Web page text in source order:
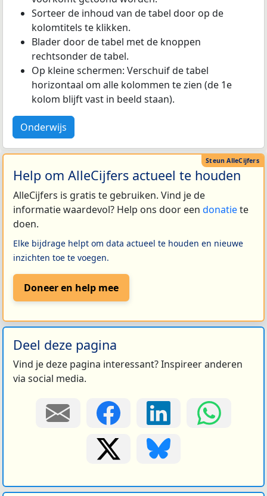
Sorteer de inhoud van de tabel door op de
kolomtitels te klikken.
Blader door de tabel met de knoppen
rechtsonder de tabel.
Op kleine schermen: Verschuif de tabel
horizontaal om alle kolommen te zien (de 1e
kolom blijft vast in beeld staan).
Onderwijs
Help om AlleCijfers actueel te houden
AlleCijfers is gratis te gebruiken. Vind je de
informatie waardevol? Help ons door een donatiete
doen.
Elke bijdrage helpt om data actueel te houden en nieuwe
inzichten toe te voegen.
Doneer en help mee
Deel deze pagina
Vind je deze pagina interessant? Inspireer anderen
via social media.